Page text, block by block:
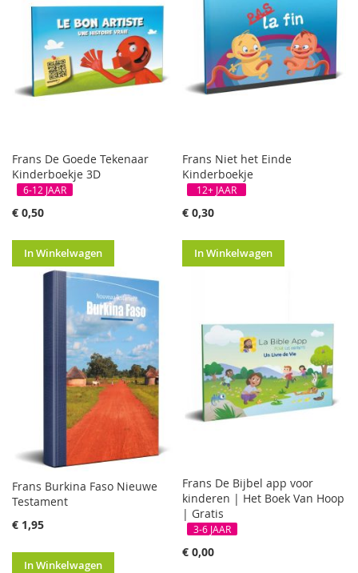
Frans De Goede Tekenaar
Kinderboekje 3D
6-12 JAAR
€ 0,50
In Winkelwagen
Frans Niet het Einde
Kinderboekje
12+ JAAR
€ 0,30
In Winkelwagen
Frans Burkina Faso Nieuwe
Testament
€ 1,95
In Winkelwagen
Frans De Bijbel app voor
kinderen | Het Boek Van Hoop
| Gratis
3-6 JAAR
€ 0,00